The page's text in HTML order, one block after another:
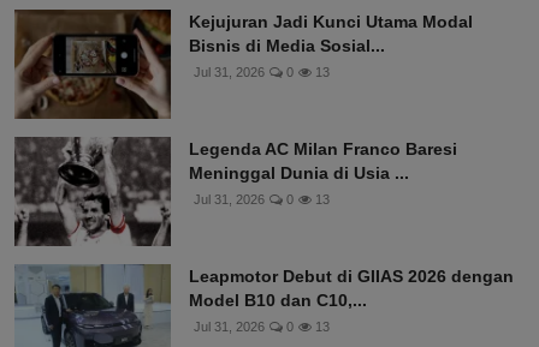
Kejujuran Jadi Kunci Utama Modal
Bisnis di Media Sosial...
Jul 31, 2026 0 13
Legenda AC Milan Franco Baresi
Meninggal Dunia di Usia ...
Jul 31, 2026 0 13
Leapmotor Debut di GIIAS 2026 dengan
Model B10 dan C10,...
Jul 31, 2026 0 13